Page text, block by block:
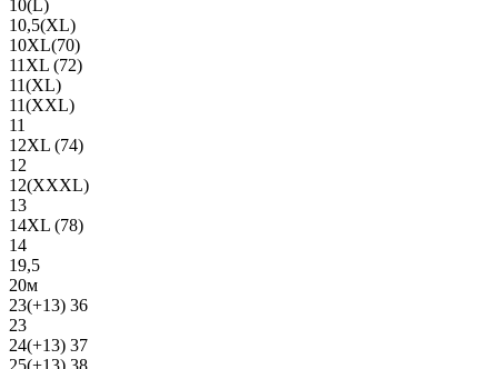
10(L)
10,5(XL)
10XL(70)
11XL (72)
11(XL)
11(XXL)
11
12XL (74)
12
12(ХХХL)
13
14XL (78)
14
19,5
20м
23(+13) 36
23
24(+13) 37
25(+13) 38